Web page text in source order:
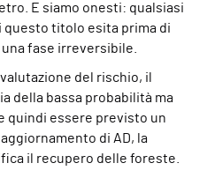
E siamo onesti: qualsiasi
questo titolo esita prima di
fase irreversibile.
del rischio, il
della bassa probabilità ma
quindi essere previsto un
di AD, la
il recupero delle foreste.